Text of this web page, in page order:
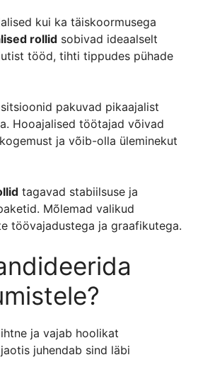
kui ka täiskoormusega
rollid sobivad ideaalselt
tööd, tihti tippudes pühade
pakuvad pikaajalist
Hooajalised töötajad võivad
ja võib-olla üleminekut
tagavad stabiilsuse ja
Mõlemad valikud
töövajadustega ja graafikutega.
ja vajab hoolikat
juhendab sind läbi